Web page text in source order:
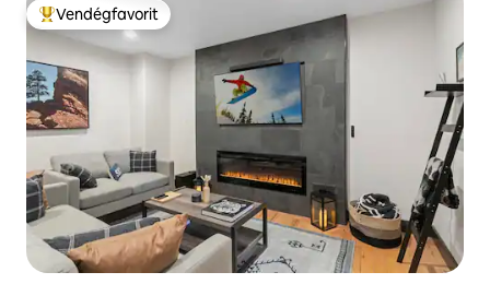
Kiemelt vendégfavorit
Vendégfavorit